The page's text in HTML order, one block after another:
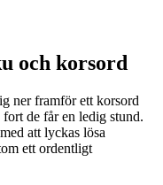
och korsord
ner framför ett korsord
de får en ledig stund.
att lyckas lösa
ett ordentligt